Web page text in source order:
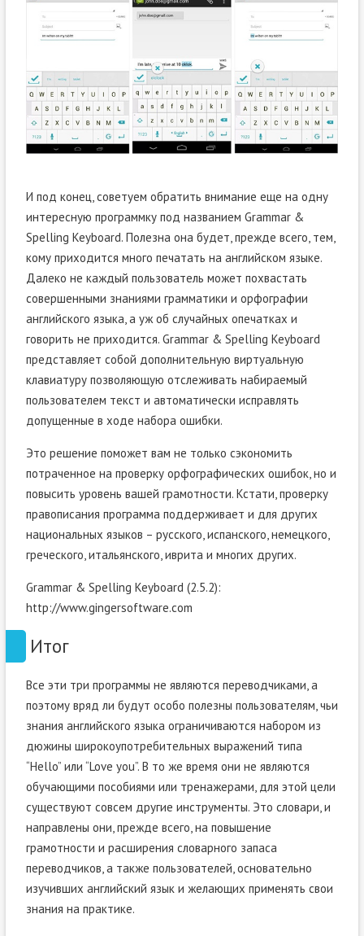
И под конец, советуем обратить внимание еще на одну
интересную программку под названием Grammar &
Spelling Keyboard. Полезна она будет, прежде всего, тем,
кому приходится много печатать на английском языке.
Далеко не каждый пользователь может похвастать
совершенными знаниями грамматики и орфографии
английского языка, а уж об случайных опечатках и
говорить не приходится. Grammar & Spelling Keyboard
представляет собой дополнительную виртуальную
клавиатуру позволяющую отслеживать набираемый
пользователем текст и автоматически исправлять
допущенные в ходе набора ошибки.
Это решение поможет вам не только сэкономить
потраченное на проверку орфографических ошибок, но и
повысить уровень вашей грамотности. Кстати, проверку
правописания программа поддерживает и для других
национальных языков – русского, испанского, немецкого,
греческого, итальянского, иврита и многих других.
Grammar & Spelling Keyboard (2.5.2):
http://www.gingersoftware.com
Итог
Все эти три программы не являются переводчиками, а
поэтому вряд ли будут особо полезны пользователям, чьи
знания английского языка ограничиваются набором из
дюжины широкоупотребительных выражений типа
“Hello” или “Love you”. В то же время они не являются
обучающими пособиями или тренажерами, для этой цели
существуют совсем другие инструменты. Это словари, и
направлены они, прежде всего, на повышение
грамотности и расширения словарного запаса
переводчиков, а также пользователей, основательно
изучивших английский язык и желающих применять свои
знания на практике.